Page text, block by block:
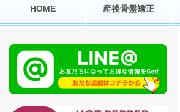
HOME 産後骨盤矯正